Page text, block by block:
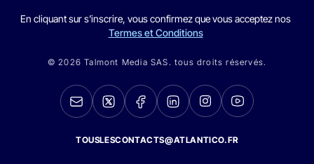
En cliquant sur s'inscrire, vous confirmez que vous acceptez nos
Termes et Conditions
© 2026 Talmont Media SAS. tous droits réservés.
TOUSLESCONTACTS@ATLANTICO.FR